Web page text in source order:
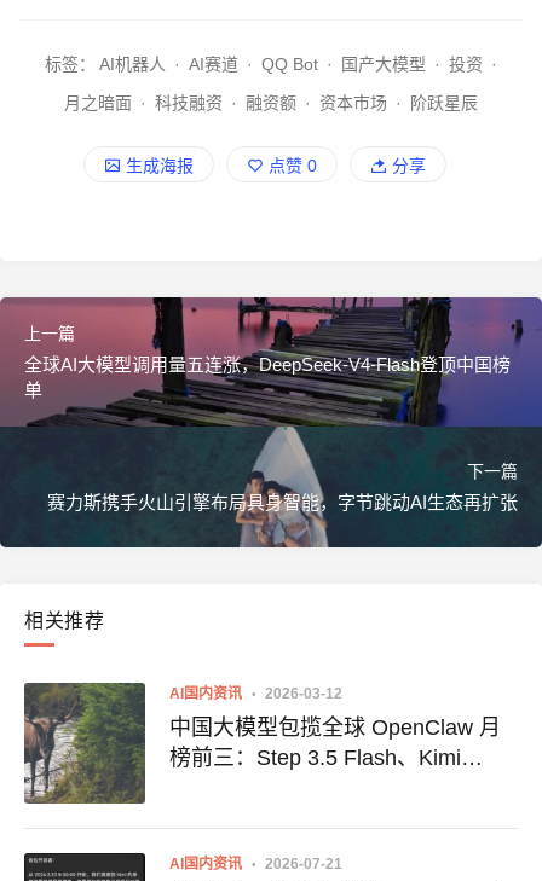
标签： AI机器人 · AI赛道 · QQ Bot · 国产大模型 · 投资 ·
月之暗面 · 科技融资 · 融资额 · 资本市场 · 阶跃星辰
生成海报 点赞 0 分享
上一篇
全球AI大模型调用量五连涨，DeepSeek-V4-Flash登顶中国榜
单
下一篇
赛力斯携手火山引擎布局具身智能，字节跳动AI生态再扩张
相关推荐
AI国内资讯 2026-03-12
中国大模型包揽全球 OpenClaw 月
榜前三：Step 3.5 Flash、Kimi
AI国内资讯 2026-07-21